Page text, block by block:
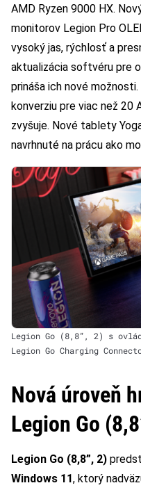
AMD Ryzen 9000 HX.
monitorov Legion Pro
vysoký jas, rýchlosť a
aktualizácia softvéru pre
prináša ich nové
konverziu pre viac než 20
zvyšuje. Nové tablety
navrhnuté na prácu ako
Legion Go (8,8”, 2) s
Legion Go Charging
Nová úroveň
Legion Go
Legion Go (8,8”, 2)
Windows 11, ktorý